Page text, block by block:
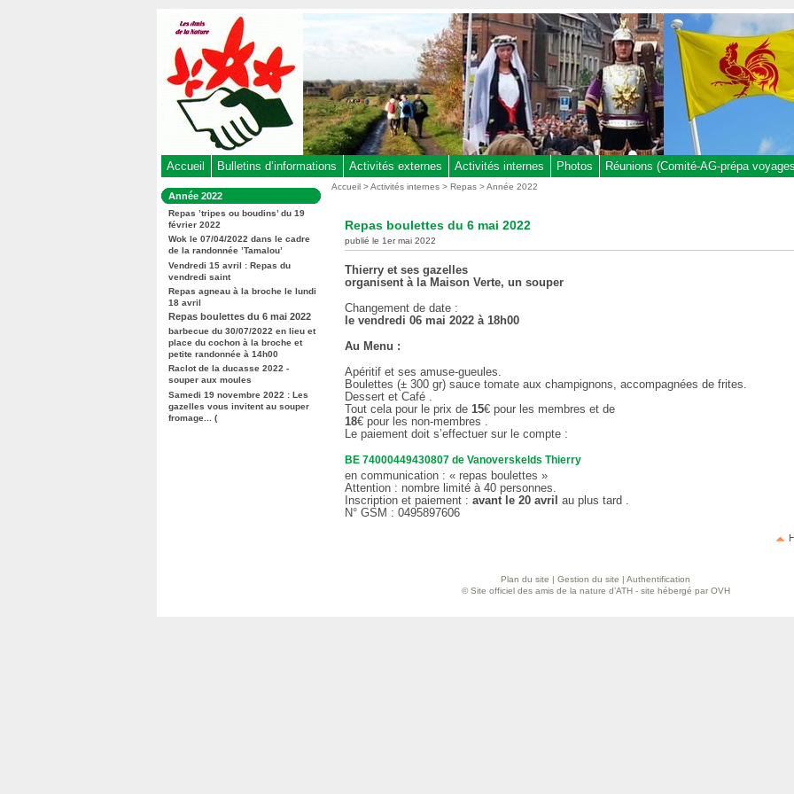
Accueil Bulletins d’informations Activités externes Activités internes Photos Réunions (Comité-AG-prépa
Dans
la
rubrique
:
Année 2022
Repas ’tripes ou boudins’ du 19
février 2022
Wok le 07/04/2022 dans le cadre
de la randonnée ’Tamalou’
Vendredi 15 avril : Repas du
vendredi saint
Repas agneau à la broche le lundi
18 avril
Repas boulettes du 6 mai 2022
barbecue du 30/07/2022 en lieu et
place du cochon à la broche et
petite randonnée à 14h00
Raclot de la ducasse 2022 -
souper aux moules
Samedi 19 novembre 2022 : Les
gazelles vous invitent au souper
fromage... (
Vous
Accueil >Activités internes >Repas >Année 2022
Repas boulettes du 6 mai 2022
publié le 1er mai 2022
Contenu
Thierry et ses gazelles
organisent à la Maison Verte, un souper
Changement de date :
le vendredi 06 mai 2022 à 18h00
Au Menu :
Apéritif et ses amuse-gueules.
Boulettes (± 300 gr) sauce tomate aux champignons, accompagnées de frites.
Dessert et Café .
Tout cela pour le prix de15€ pour les membres et de
18€ pour les non-membres .
Le paiement doit s’effectuer sur le compte :
BE 74000449430807 de Vanoverskelds Thierry
en communication : « repas boulettes »
Attention : nombre limité à 40 personnes.
Inscription et paiement :avant le 20 avrilau plus tard .
N° GSM : 0495897606
Plan du site | Gestion du site | Authentification
© Site officiel des amis de la nature d’ATH - site hébergé par OVH